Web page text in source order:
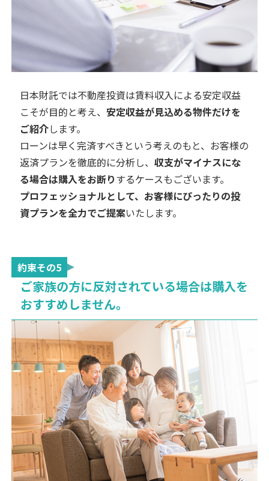
日本財託では不動産投資は賃料収入による安定収益
こそが目的と考え、 安定収益が見込める物件だけを
ご紹介します。
ローンは早く完済すべきという考えのもと、お客様の
返済プランを徹底的に分析し、 収支がマイナスにな
る場合は購入をお断りするケースもございます。
プロフェッショナルとして、お客様にぴったりの投
資プランを全力でご提案いたします。
約束その5
ご家族の方に反対されている場合は購入を
おすすめしません。